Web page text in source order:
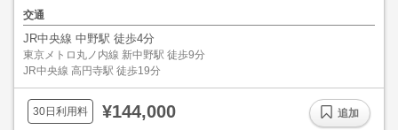
交通
JR中央線 中野駅 徒歩4分
東京メトロ丸ノ内線 新中野駅 徒歩9分
JR中央線 高円寺駅 徒歩19分
30日利用料 ¥144,000 追加